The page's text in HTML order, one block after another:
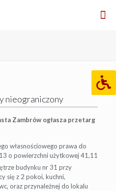
nieograniczony
Zambrów ogłasza przetarg
własnościowego prawa do
o powierzchni użytkowej 41,11
budynku nr 31 przy
się z 2 pokoi, kuchni,
oraz przynależnej do lokalu